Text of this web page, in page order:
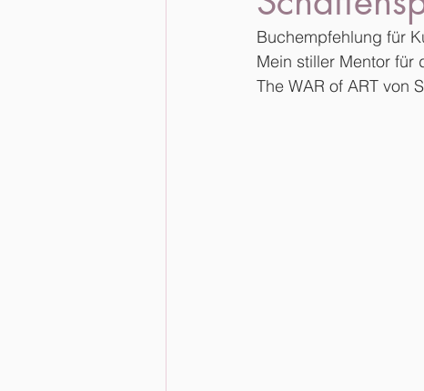
Buchempfehlung für
Mein stiller Mentor für
The WAR of ART von